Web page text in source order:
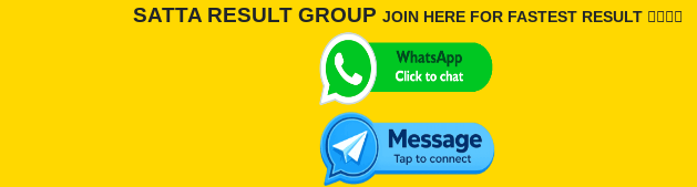
SATTA RESULT GROUP JOIN HERE FOR FASTEST RESULT 👇🏾👇🏾